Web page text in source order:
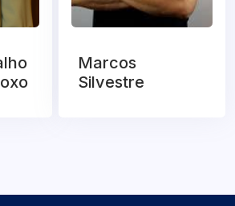
Marcos
Silvestre